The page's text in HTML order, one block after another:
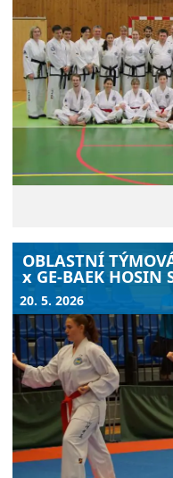
OBLASTNÍ
x GE-BAEK HOSIN
20. 5. 2026